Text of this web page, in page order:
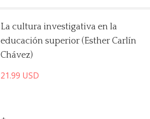
La cultura investigativa en la
educación superior (Esther Carlín
Chávez)
21.99 USD